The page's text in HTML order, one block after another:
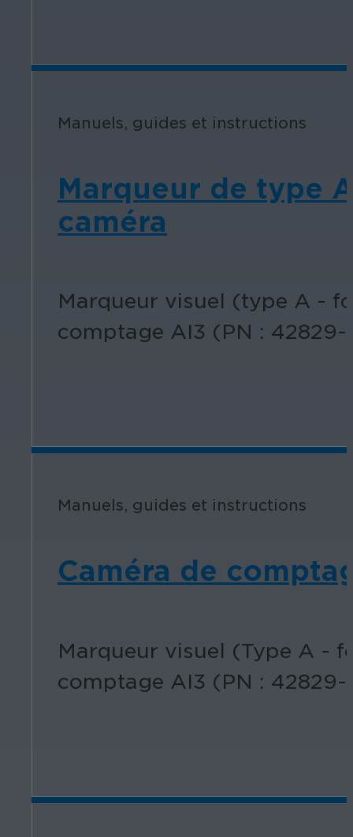
Manuels, guides et instructions
Marqueur de type
caméra
Marqueur visuel (type A -
comptage AI3 (PN : 42829-
Manuels, guides et instructions
Caméra de
Marqueur visuel (Type A -
comptage AI3 (PN : 42829-